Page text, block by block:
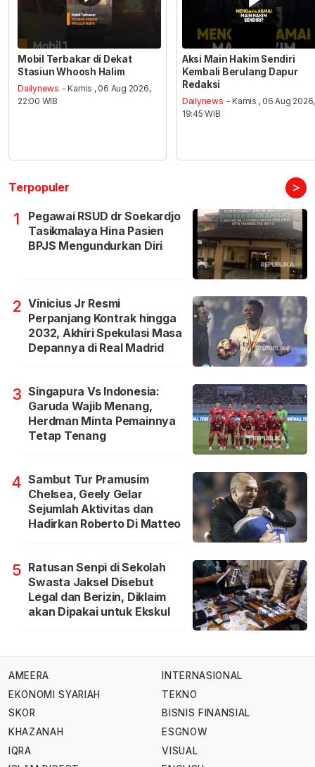
Mobil Terbakar di Dekat
Stasiun Whoosh Halim
Dailynews - Kamis , 06 Aug 2026,
22:00 WIB
Aksi Main Hakim Sendiri
Kembali Berulang Dapur
Redaksi
Dailynews - Kamis , 06 Aug 2026,
19:45 WIB
Terpopuler >
1
Pegawai RSUD dr Soekardjo
Tasikmalaya Hina Pasien
BPJS Mengundurkan Diri
2 Vinicius Jr Resmi
Perpanjang Kontrak hingga
2032, Akhiri Spekulasi Masa
Depannya di Real Madrid
3 Singapura Vs Indonesia:
Garuda Wajib Menang,
Herdman Minta Pemainnya
Tetap Tenang
4 Sambut Tur Pramusim
Chelsea, Geely Gelar
Sejumlah Aktivitas dan
Hadirkan Roberto Di Matteo
5 Ratusan Senpi di Sekolah
Swasta Jaksel Disebut
Legal dan Berizin, Diklaim
akan Dipakai untuk Ekskul
AMEERA
EKONOMI SYARIAH
SKOR
KHAZANAH
IQRA
INTERNASIONAL
TEKNO
BISNIS FINANSIAL
ESGNOW
VISUAL